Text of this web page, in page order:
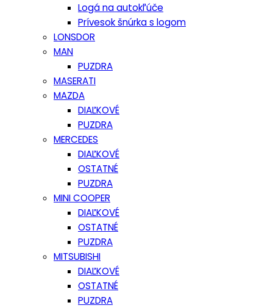
Logá na autokľúče
Prívesok šnúrka s logom
LONSDOR
MAN
PUZDRA
MASERATI
MAZDA
DIAĽKOVÉ
PUZDRA
MERCEDES
DIAĽKOVÉ
OSTATNÉ
PUZDRA
MINI COOPER
DIAĽKOVÉ
OSTATNÉ
PUZDRA
MITSUBISHI
DIAĽKOVÉ
OSTATNÉ
PUZDRA